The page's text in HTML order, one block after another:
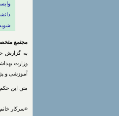
شوید.
مجتمع
به گزارش
وزارت
آموزشی و
متن این
«سرکار خانم